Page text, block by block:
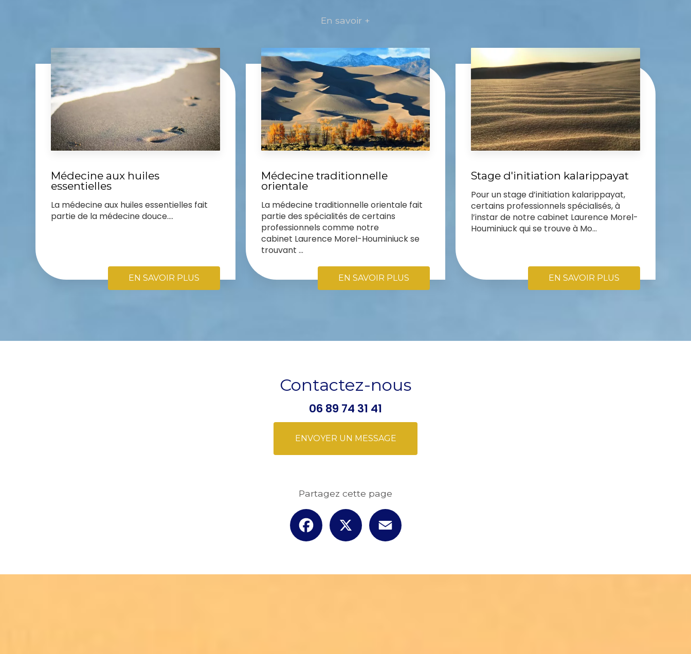
En savoir +
Médecine aux huiles
essentielles
La médecine aux huiles essentielles fait
partie de la médecine douce....
EN SAVOIR PLUS
Médecine traditionnelle
orientale
La médecine traditionnelle orientale fait
partie des spécialités de certains
professionnels comme notre
cabinet Laurence Morel-Houminiuck se
trouvant ...
EN SAVOIR PLUS
Stage d'initiation kalarippayat
Pour un stage d’initiation kalarippayat,
certains professionnels spécialisés, à
l’instar de notre cabinet Laurence Morel-
Houminiuck qui se trouve à Mo...
EN SAVOIR PLUS
Contactez-nous
06 89 74 31 41
ENVOYER UN MESSAGE
Partagez cette page
Facebook